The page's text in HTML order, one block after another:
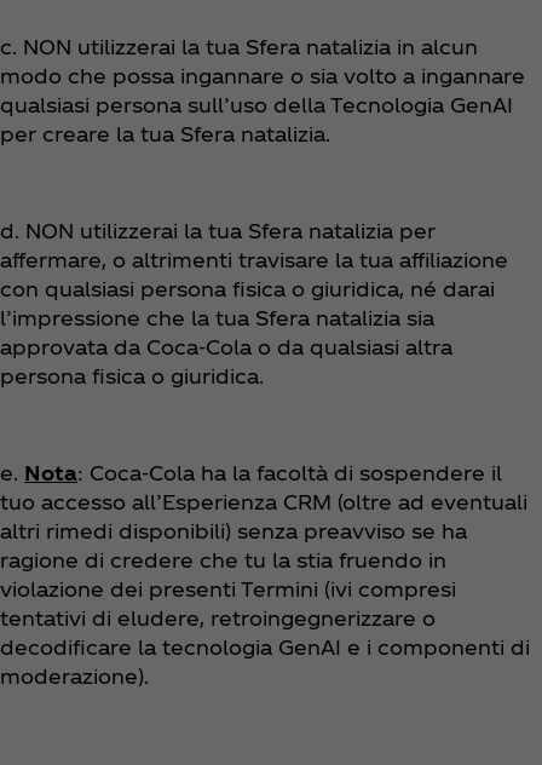
c. NON utilizzerai la tua Sfera natalizia in alcun
modo che possa ingannare o sia volto a ingannare
qualsiasi persona sull’uso della Tecnologia GenAI
per creare la tua Sfera natalizia.
d. NON utilizzerai la tua Sfera natalizia per
affermare, o altrimenti travisare la tua affiliazione
con qualsiasi persona fisica o giuridica, né darai
l’impressione che la tua Sfera natalizia sia
approvata da Coca‑Cola o da qualsiasi altra
persona fisica o giuridica.
e. Nota: Coca‑Cola ha la facoltà di sospendere il
tuo accesso all’Esperienza CRM (oltre ad eventuali
altri rimedi disponibili) senza preavviso se ha
ragione di credere che tu la stia fruendo in
violazione dei presenti Termini (ivi compresi
tentativi di eludere, retroingegnerizzare o
decodificare la tecnologia GenAI e i componenti di
moderazione).